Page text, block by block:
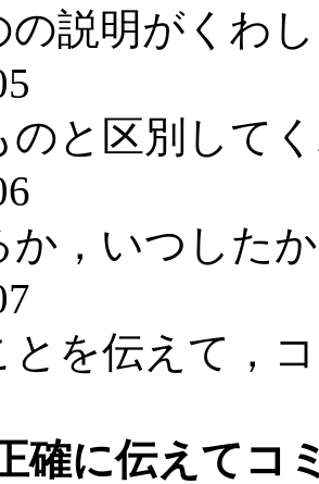
の説明がくわ
のと区別して
か，いつした
とを伝えて，
確に伝えてコ